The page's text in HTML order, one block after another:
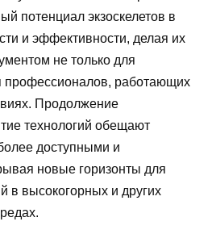
потенциал экзоскелетов в
и эффективности, делая их
не только для
профессионалов, работающих
Продолжение
технологий обещают
доступными и
новые горизонты для
в высокогорных и других